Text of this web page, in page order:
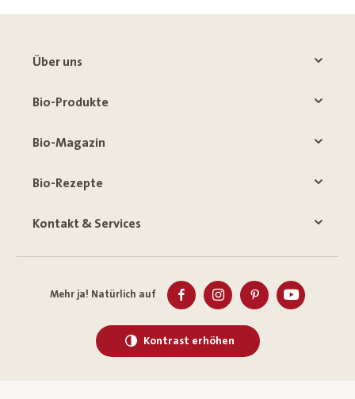
Über uns
Bio-Produkte
Bio-Magazin
Bio-Rezepte
Kontakt & Services
Mehr ja! Natürlich auf
Kontrast erhöhen